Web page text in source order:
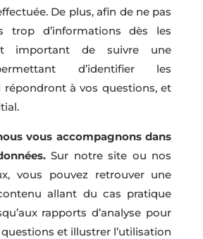
De plus, afin de ne pas
trop d’informations dès les
important de suivre une
d’identifier les
répondront à vos questions, et
vous accompagnons dans
Sur notre site ou nos
vous pouvez retrouver une
allant du cas pratique
rapports d’analyse pour
et illustrer l’utilisation